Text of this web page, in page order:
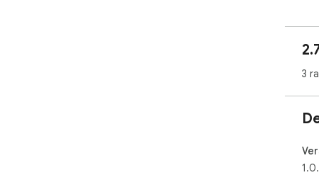
by,
3